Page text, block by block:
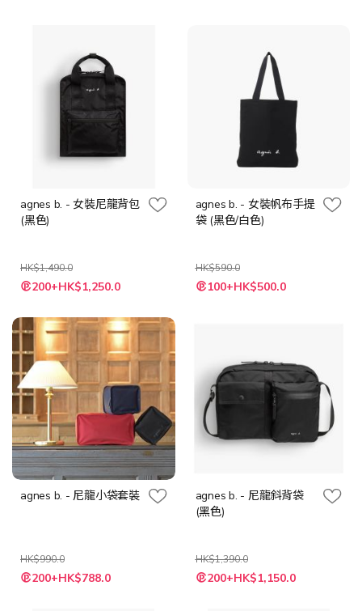
agnes b. - 女裝尼龍背包
(黑色)
HK$1,490.0
特
殊
格
200+HK$1,250.0
agnes b. - 女裝帆布手提
袋 (黑色/白色)
HK$590.0
100+HK$500.0
agnes b. - 尼龍小袋套裝
HK$990.0
特
殊 200+HK$788.0
agnes b. - 尼龍斜背袋
(黑色)
HK$1,390.0
特
殊 200+HK$1,150.0